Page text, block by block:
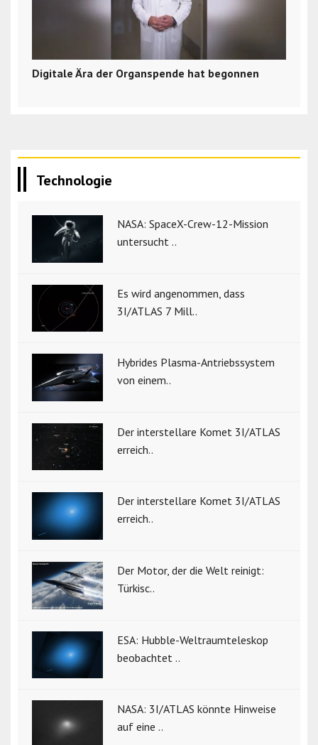
Digitale Ära der Organspende hat begonnen
Technologie
NASA: SpaceX-Crew-12-Mission
untersucht ..
Es wird angenommen, dass
3I/ATLAS 7 Mill..
Hybrides Plasma-Antriebssystem
von einem..
Der interstellare Komet 3I/ATLAS
erreich..
Der interstellare Komet 3I/ATLAS
erreich..
Der Motor, der die Welt reinigt:
Türkisc..
ESA: Hubble-Weltraumteleskop
beobachtet ..
NASA: 3I/ATLAS könnte Hinweise
auf eine ..